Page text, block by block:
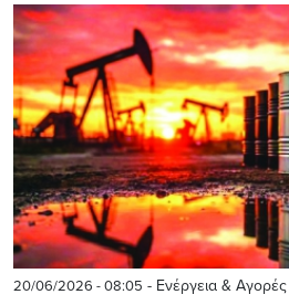
20/06/2026 - 08:05 - Ενέργεια & Αγορές